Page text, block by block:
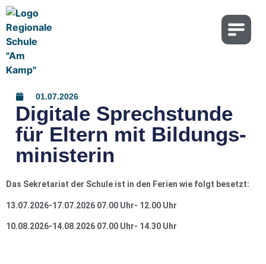
01.07.2026
Digi­ta­le Sprech­stun­de
für Eltern mit Bil­dungs­
mi­nis­te­rin
Das Sekretariat der Schule ist in den Ferien wie folgt besetzt:
13.07.2026-17.07.2026 07.00 Uhr- 12.00 Uhr
10.08.2026-14.08.2026 07.00 Uhr- 14.30 Uhr